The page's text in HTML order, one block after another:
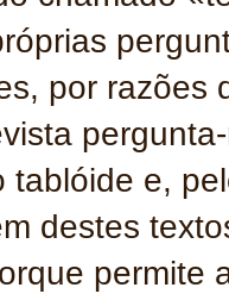
por razões
tablóide e,
destes
permite